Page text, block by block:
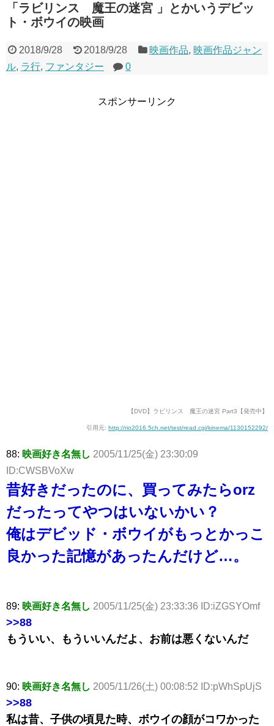
「ラビリンス 魔王の迷宮 」とかいうデビッ
ト・ボウイの映画
2018/9/28 2018/9/28 映画作品, 映画作品ジャン
ル, ラ行, ファンタジー 0
スポンサーリンク
【DVD】ラビリンス 魔王の迷宮 Part3【発売中】
引用元: http://rio2016.5ch.net/test/read.cgi/kinema/1130152292/
88: 映画好き名無し 2005/11/25(金) 23:30:09
ID:CWSBVoXw
昔好きだったのに、買ってみたらorz
だったってやつはいないかい？
俺はデビッド・ボウイがもっとかっこ
良かった記憶があったんだけど…。
89: 映画好き名無し 2005/11/25(金) 23:33:36 ID:iZGSYOmf
>>88
もういい、もういいんだよ、お前は悪くないんだ
90: 映画好き名無し 2005/11/26(土) 00:08:52 ID:pWhSpUjS
>>88
私は昔、子供の頃見た時、ボウイの顔がコワかった